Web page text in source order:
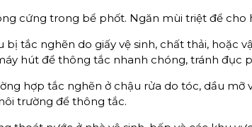
cứng trong bể phốt. Ngăn mùi triệt để cho
bị tắc nghẽn do giấy vệ sinh, chất thải, hoặc
hút để thông tắc nhanh chóng, tránh đục
hợp tắc nghẽn ở chậu rửa do tóc, dầu mỡ
trường để thông tắc.